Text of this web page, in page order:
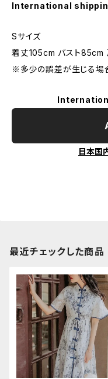
International
Sサイズ
着丈105cm バスト85cm
※多少の誤差が生じる場
日本国
最近チェックした商品